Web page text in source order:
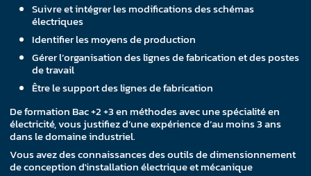
Suivre et intégrer les modifications des schémas
électriques
Identifier les moyens de production
Gérer l’organisation des lignes de fabrication et des postes
de travail
Être le support des lignes de fabrication
De formation Bac +2 +3 en méthodes avec une spécialité en
électricité, vous justifiez d’une expérience d’au moins 3 ans
dans le domaine industriel.
Vous avez des connaissances des outils de dimensionnement
de conception d'installation électrique et mécanique